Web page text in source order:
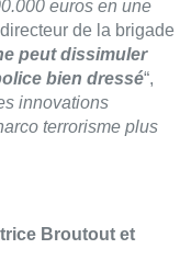
dans